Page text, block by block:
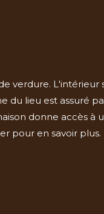
verdure. L'intérieur
du lieu est assuré
donne accès à
pour en savoir plus.